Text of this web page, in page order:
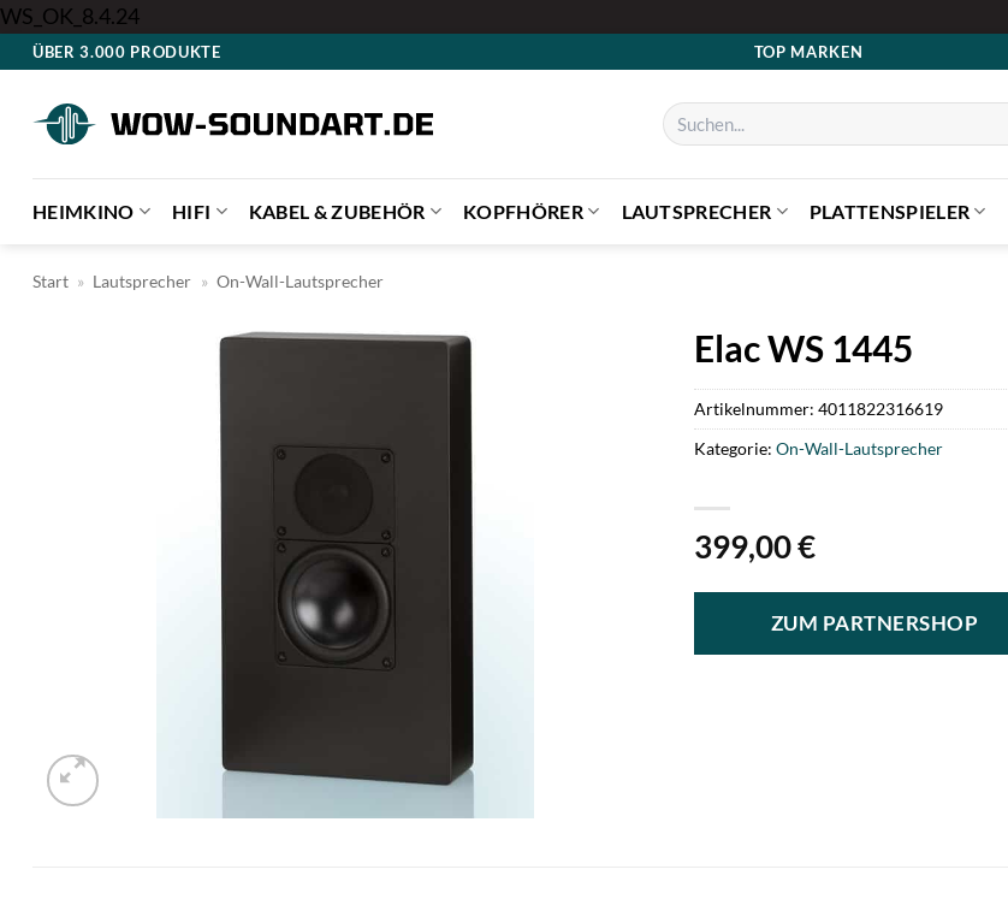
WS_OK_8.4.24Zum
Inhalt
ÜBER 3.000 PRODUKTE TOP MARKEN
Suchen
nach:
HEIMKINO HIFI KABEL & ZUBEHÖR KOPFHÖRER LAUTSPRECHER PLATTENSPIELER
Start » Lautsprecher » On-Wall-Lautsprecher
Elac WS 1445
399,00€
ZUM PARTNERSHOP
Artikelnummer: 4011822316619
Kategorie: On-Wall-Lautsprecher